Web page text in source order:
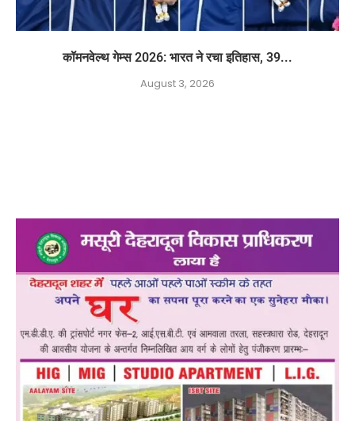
कॉमनवेल्थ गेम्स 2026: भारत ने रचा इतिहास, 39...
August 3, 2026